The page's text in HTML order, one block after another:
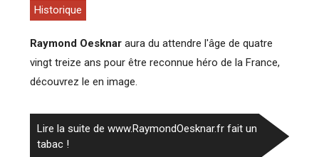
Historique
Raymond Oesknar aura du attendre l'âge de quatre
vingt treize ans pour être reconnue héro de la France,
découvrez le en image.
Lire la suite de www.RaymondOesknar.fr fait un
tabac !